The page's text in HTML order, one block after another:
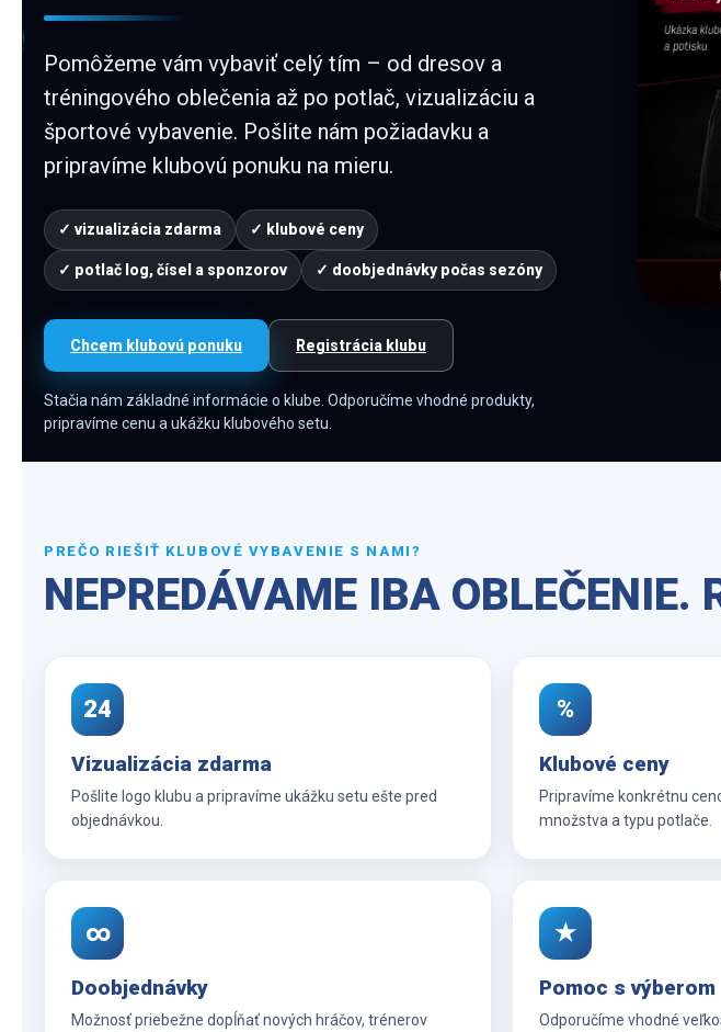
Pomôžeme vám vybaviť celý tím – od dresov a
tréningového oblečenia až po potlač, vizualizáciu a
športové vybavenie. Pošlite nám požiadavku a
pripravíme klubovú ponuku na mieru.
✓ vizualizácia zdarma ✓ klubové ceny
✓ potlač log, čísel a sponzorov ✓ doobjednávky počas sezóny
Chcem klubovú ponuku Registrácia klubu
Stačia nám základné informácie o klube. Odporučíme vhodné produkty,
pripravíme cenu a ukážku klubového setu.
PREČO RIEŠIŤ KLUBOVÉ VYBAVENIE S NAMI?
NEPREDÁVAME IBA OBLEČENIE.
24
Vizualizácia zdarma
Pošlite logo klubu a pripravíme ukážku setu ešte pred
objednávkou.
%
Klubové ceny
Pripravíme konkrétnu
množstva a typu potlače.
∞
Doobjednávky
Možnosť priebežne dopĺňať nových hráčov, trénerov
★
Pomoc s výberom
Odporučíme vhodné